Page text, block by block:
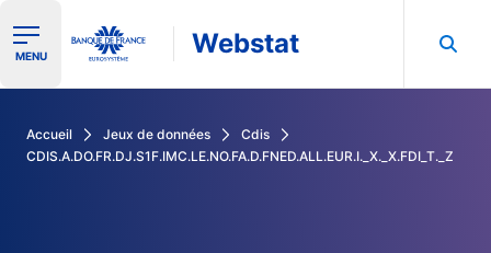
Ouvrir le menu de navigation
MENU Webstat
Accueil Jeux de données
Cdis
CDIS.A.DO.FR.DJ.S1F.IMC.LE.NO.FA.D.FNED.ALL.EUR.I._X._X.FDI_T._Z